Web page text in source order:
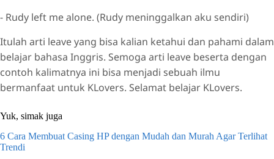
- Rudy left me alone. (Rudy meninggalkan aku sendiri)
Itulah arti leave yang bisa kalian ketahui dan pahami dalam
belajar bahasa Inggris. Semoga arti leave beserta dengan
contoh kalimatnya ini bisa menjadi sebuah ilmu
bermanfaat untuk KLovers. Selamat belajar KLovers.
Yuk, simak juga
6 Cara Membuat Casing HP dengan Mudah dan Murah Agar Terlihat
Trendi